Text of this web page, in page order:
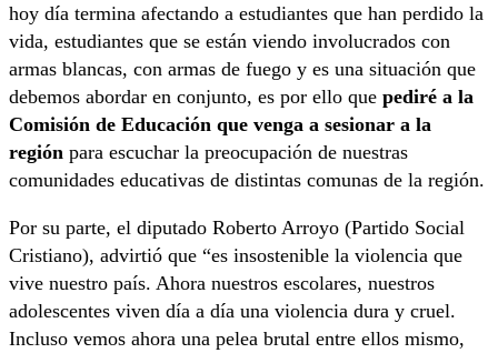
hoy día termina afectando a estudiantes que han perdido la
vida, estudiantes que se están viendo involucrados con
armas blancas, con armas de fuego y es una situación que
debemos abordar en conjunto, es por ello que pediré a la
Comisión de Educación que venga a sesionar a la
región para escuchar la preocupación de nuestras
comunidades educativas de distintas comunas de la región.
Por su parte, el diputado Roberto Arroyo (Partido Social
Cristiano), advirtió que “es insostenible la violencia que
vive nuestro país. Ahora nuestros escolares, nuestros
adolescentes viven día a día una violencia dura y cruel.
Incluso vemos ahora una pelea brutal entre ellos mismo,